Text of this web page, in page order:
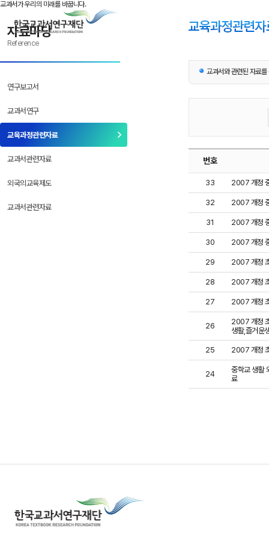
본문으로 바로 가기
반복메뉴로 가기
하위메뉴로 가기
교과서가 우리의 미래를 바꿉니다.
자료마당
Reference
연구보고서
교과서연구
교육과정관련자료
교과서관련자료
외국의교육제도
교과서관련자료
교과서와 관련된 자료
번호
33 2007 개정
32 2007 개정
31 2007 개정
30 2007 개정
29 2007 개정
28 2007 개정
27 2007 개정
26
2007 개정
생활,즐거운
25 2007 개정
24
중학교 생활
료